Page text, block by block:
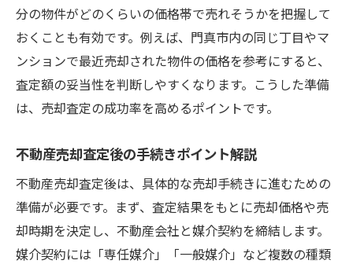
分の物件がどのくらいの価格帯で売れそうかを把握して
おくことも有効です。例えば、門真市内の同じ丁目やマ
ンションで最近売却された物件の価格を参考にすると、
査定額の妥当性を判断しやすくなります。こうした準備
は、売却査定の成功率を高めるポイントです。
不動産売却査定後の手続きポイント解説
不動産売却査定後は、具体的な売却手続きに進むための
準備が必要です。まず、査定結果をもとに売却価格や売
却時期を決定し、不動産会社と媒介契約を締結します。
媒介契約には「専任媒介」「一般媒介」など複数の種類